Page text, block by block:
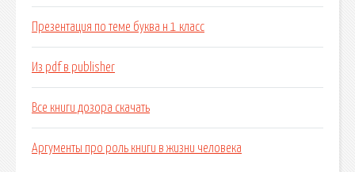
Презентация по теме буква н 1 класс
Из pdf в publisher
Все книги дозора скачать
Аргументы про роль книги в жизни человека